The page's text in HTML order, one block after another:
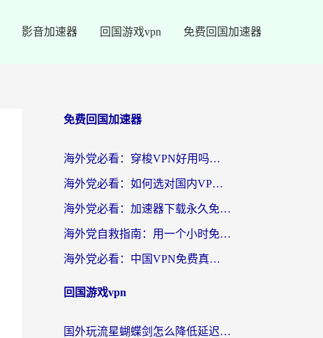
影音加速器 回国游戏vpn 免费回国加速器
免费回国加速器
海外党必看：穿梭VPN好用吗？和云帆VPN对比哪个回国效果更好？附真实测评+避坑指南
海外党必看：如何选对国内VPN，实现无缝访问国内资源？
海外党必看：加速器下载永久免费版真的存在吗？教你无缝访问国内资源的正确姿势
海外党自救指南：用一个小时免费加速器，轻松打破国内资源访问壁垒？
海外党必看：中国VPN免费真的靠谱吗？手把手教你选对回国加速器
回国游戏vpn
国外玩流星蝴蝶剑怎么降低延迟？海外党必看的加速秘籍（含欧洲鸣潮&彩虹岛优化攻略）